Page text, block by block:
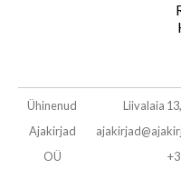
Ühinenud
Ajakirjad
OÜ
Liivalaia